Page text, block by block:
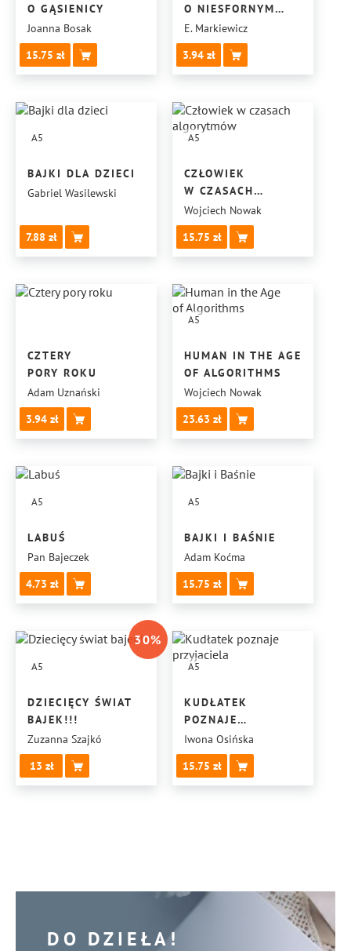
O GĄSIENICY
Joanna Bosak
15.75
O NIESFORNYM
KOTKU
E. Markiewicz
3.94
A5
BAJKI DLA DZIECI
Gabriel Wasilewski
7.88
A5
CZŁOWIEK
W CZASACH
ALGORYTMÓW
Wojciech Nowak
15.75
CZTERY
PORY ROKU
Adam Uznański
3.94
A5
HUMAN IN THE AGE
OF ALGORITHMS
Wojciech Nowak
23.63
A5
LABUŚ
Pan Bajeczek
4.73
A5
BAJKI I BAŚNIE
Adam Koćma
15.75
A5
30%
DZIECIĘCY ŚWIAT
BAJEK!!!
Zuzanna Szajkó
13
A5
KUDŁATEK
POZNAJE
PRZYJACIELA
Iwona Osińska
15.75
DO DZIEŁA!